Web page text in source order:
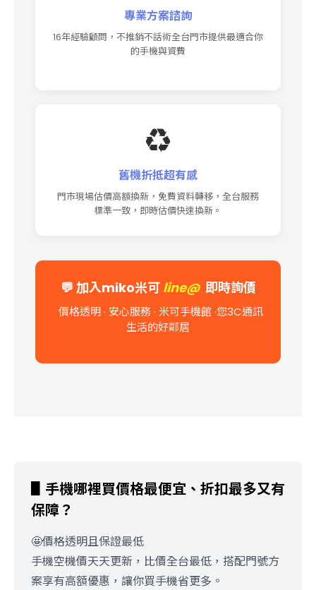
專業方案諮詢
16年經驗顧問，不推銷不話術全台門市提供最適合你
的手機與資費
♻️
舊機折抵超有感
門市現場估價高額換新，免費資料轉移，全台服務
標準一致，即時估價快速換新。
💬 加入miko米可 line@ 即時詢價
價格透明 · 安心服務 · 米可手機館·您3C通訊
生活的好鄰居
▋手機哪裡買價格最便宜、折扣最多又有
保障？
🤩價格透明且保證最低
手機空機價天天更新，比價全台最低，搭配門號方
案享有高額優惠，讓你買手機省更多。